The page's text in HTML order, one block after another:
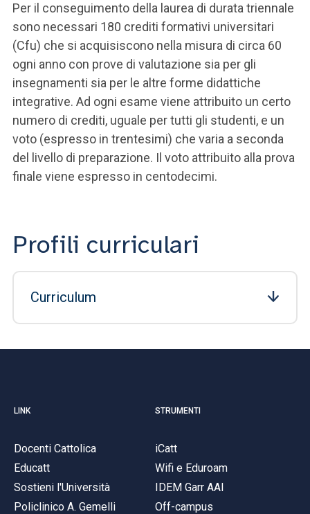
Per il conseguimento della laurea di durata triennale
sono necessari 180 crediti formativi universitari
(Cfu) che si acquisiscono nella misura di circa 60
ogni anno con prove di valutazione sia per gli
insegnamenti sia per le altre forme didattiche
integrative. Ad ogni esame viene attribuito un certo
numero di crediti, uguale per tutti gli studenti, e un
voto (espresso in trentesimi) che varia a seconda
del livello di preparazione. Il voto attribuito alla prova
finale viene espresso in centodecimi.
Profili curriculari
Curriculum
LINK
Docenti Cattolica
Educatt
Sostieni l'Università
Policlinico A. Gemelli
STRUMENTI
iCatt
Wifi e Eduroam
IDEM Garr AAI
Off-campus